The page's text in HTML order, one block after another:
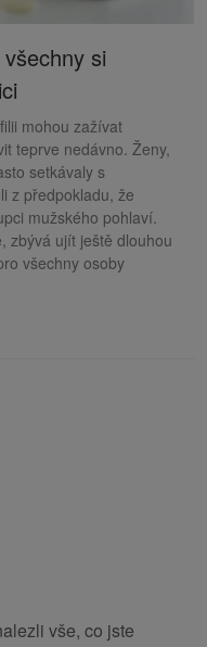
si
mohou zažívat
teprve nedávno. Ženy,
setkávaly s
z předpokladu, že
mužského pohlaví.
zbývá ujít ještě dlouhou
všechny osoby
vše, co jste